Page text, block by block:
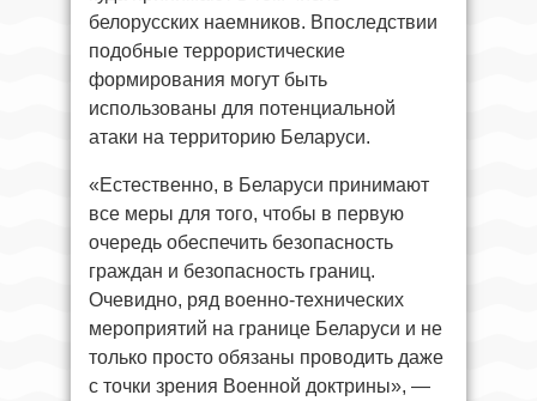
белорусских наемников. Впоследствии
подобные террористические
формирования могут быть
использованы для потенциальной
атаки на территорию Беларуси.
«Естественно, в Беларуси принимают
все меры для того, чтобы в первую
очередь обеспечить безопасность
граждан и безопасность границ.
Очевидно, ряд военно-технических
мероприятий на границе Беларуси и не
только просто обязаны проводить даже
с точки зрения Военной доктрины», —